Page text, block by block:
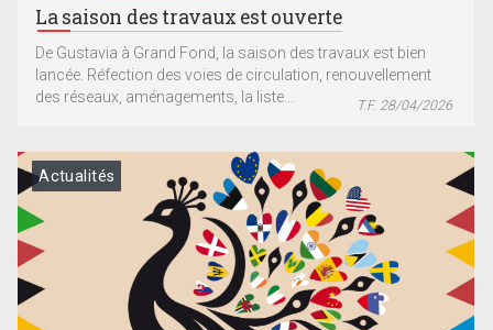
La saison des travaux est ouverte
De Gustavia à Grand Fond, la saison des travaux est bien
lancée. Réfection des voies de circulation, renouvellement
des réseaux, aménagements, la liste...
T.F. 28/04/2026
Actualités